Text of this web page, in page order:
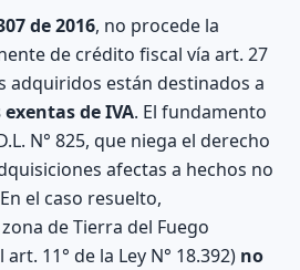
de 2016, no procede la
de crédito fiscal vía art. 27
adquiridos están destinados a
de IVA. El fundamento
N° 825, que niega el derecho
afectas a hechos no
el caso resuelto,
de Tierra del Fuego
11° de la Ley N° 18.392) no